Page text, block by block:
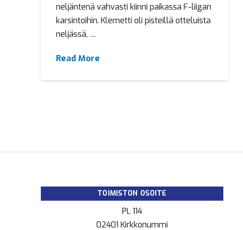
neljäntenä vahvasti kiinni paikassa F-liigan
karsintoihin. Klemetti oli pisteillä otteluista
neljässä, …
Read More
TOIMISTON OSOITE
PL 114
02401 Kirkkonummi